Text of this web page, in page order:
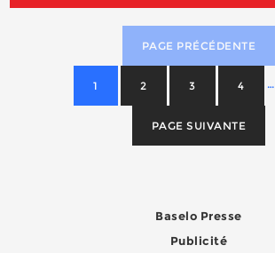
PAGE PRÉCÉDENTE
1 2 3 4 …
PAGE SUIVANTE
Baselo Presse
Publicité